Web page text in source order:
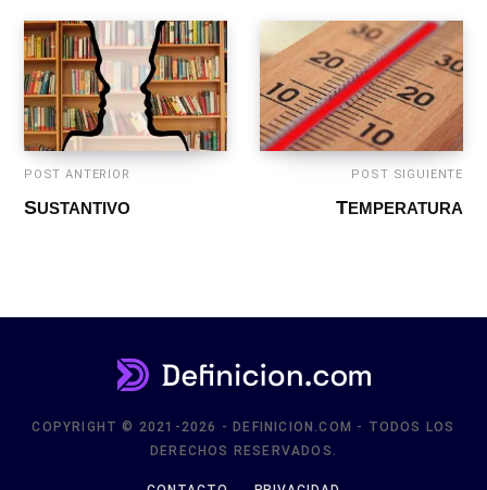
POST ANTERIOR
SUSTANTIVO
POST SIGUIENTE
TEMPERATURA
COPYRIGHT © 2021-2026 - DEFINICION.COM - TODOS LOS
DERECHOS RESERVADOS.